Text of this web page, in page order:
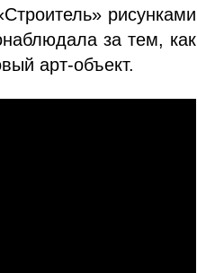
рисунками
за тем, как
арт-объект.